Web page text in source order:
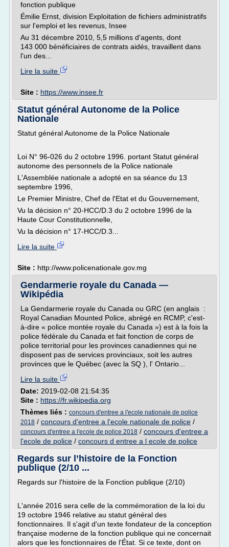
fonction publique
Émilie Ernst, division Exploitation de fichiers administratifs
sur l'emploi et les revenus, Insee
Au 31 décembre 2010, 5,5 millions d'agents, dont
143 000 bénéficiaires de contrats aidés, travaillent dans
l'un des...
Lire la suite
Site : https://www.insee.fr
Statut général Autonome de la Police
Nationale
Statut général Autonome de la Police Nationale
Loi N° 96-026 du 2 octobre 1996. portant Statut général
autonome des personnels de la Police nationale
L'Assemblée nationale a adopté en sa séance du 13
septembre 1996,
Le Premier Ministre, Chef de l'Etat et du Gouvernement,
Vu la décision n° 20-HCC/D.3 du 2 octobre 1996 de la
Haute Cour Constitutionnelle,
Vu la décision n° 17-HCC/D.3...
Lire la suite
Site : http://www.policenationale.gov.mg
Gendarmerie royale du Canada —
Wikipédia
La Gendarmerie royale du Canada ou GRC (en anglais :
Royal Canadian Mounted Police, abrégé en RCMP, c'est-
à-dire « police montée royale du Canada ») est à la fois la
police fédérale du Canada et fait fonction de corps de
police territorial pour les provinces canadiennes qui ne
disposent pas de services provinciaux, soit les autres
provinces que le Québec (avec la SQ ), l' Ontario...
Lire la suite
Date: 2019-02-08 21:54:35
Site : https://fr.wikipedia.org
Thèmes liés : concours d'entree a l'ecole nationale de police
2018 / concours d'entree a l'ecole nationale de police /
concours d'entree a l'ecole de police 2018 / concours d'entree a
l'ecole de police / concours d entree a l ecole de police
Regards sur l’histoire de la Fonction
publique (2/10 ...
Regards sur l'histoire de la Fonction publique (2/10)
L'année 2016 sera celle de la commémoration de la loi du
19 octobre 1946 relative au statut général des
fonctionnaires. Il s'agit d'un texte fondateur de la conception
française moderne de la fonction publique qui ne concernait
alors que les fonctionnaires de l'État. Si ce texte, dont on